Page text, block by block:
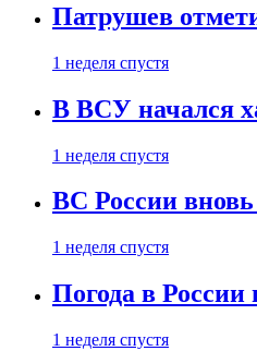
Патрушев
1 неделя спустя
В ВСУ начался
1 неделя спустя
ВС России
1 неделя спустя
Погода в
1 неделя спустя